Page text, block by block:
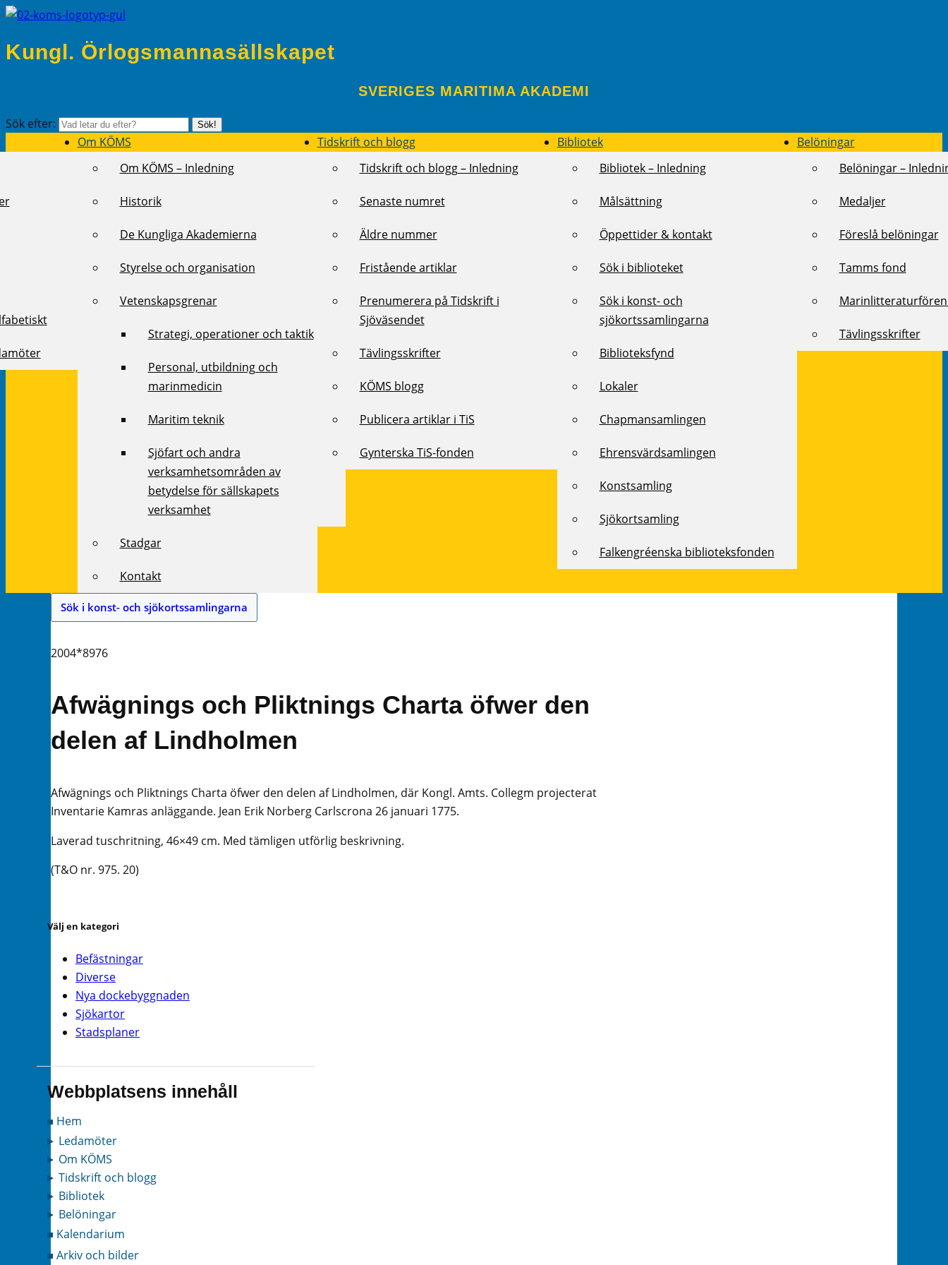
Kungl. Örlogsmannasällskapet
SVERIGES MARITIMA AKADEMI
Sök efter: Sök!
Om KÖMS
Om KÖMS – Inledning
Historik
De Kungliga Akademierna
Styrelse och organisation
Vetenskapsgrenar
Strategi, operationer och taktik
Personal, utbildning och
marinmedicin
Maritim teknik
Sjöfart och andra
verksamhetsområden av
betydelse för sällskapets
verksamhet
Stadgar
Kontakt
Tidskrift och blogg
Tidskrift och blogg – Inledning
Senaste numret
Äldre nummer
Fristående artiklar
Prenumerera på Tidskrift i
Sjöväsendet
Tävlingsskrifter
KÖMS blogg
Publicera artiklar i TiS
Gynterska TiS-fonden
Bibliotek
Bibliotek – Inledning
Målsättning
Öppettider & kontakt
Sök i biblioteket
Sök i konst- och
sjökortssamlingarna
Biblioteksfynd
Lokaler
Chapmansamlingen
Ehrensvärdsamlingen
Konstsamling
Sjökortsamling
Falkengréenska biblioteksfonden
Belöningar
Belöningar –
Medaljer
Föreslå belöningar
Tamms fond
Tävlingsskrifter
Sök i konst- och sjökortssamlingarna
2004*8976
Afwägnings och Pliktnings Charta öfwer den
delen af Lindholmen
Afwägnings och Pliktnings Charta öfwer den delen af Lindholmen, där Kongl. Amts. Collegm projecterat
Inventarie Kamras anläggande. Jean Erik Norberg Carlscrona 26 januari 1775.
Laverad tuschritning, 46×49 cm. Med tämligen utförlig beskrivning.
(T&O nr. 975. 20)
Välj en kategori
Befästningar
Diverse
Nya dockebyggnaden
Sjökartor
Stadsplaner
Webbplatsens innehåll
Hem
Ledamöter
Om KÖMS
Tidskrift och blogg
Bibliotek
Belöningar
Kalendarium
Arkiv och bilder